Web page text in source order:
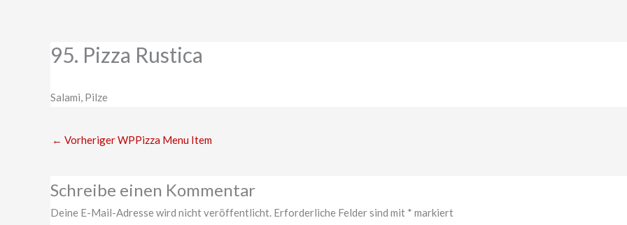
95. Pizza Rustica
Salami, Pilze
← Vorheriger WPPizza Menu Item
Schreibe einen Kommentar
Deine E-Mail-Adresse wird nicht veröffentlicht. Erforderliche Felder sind mit * markiert